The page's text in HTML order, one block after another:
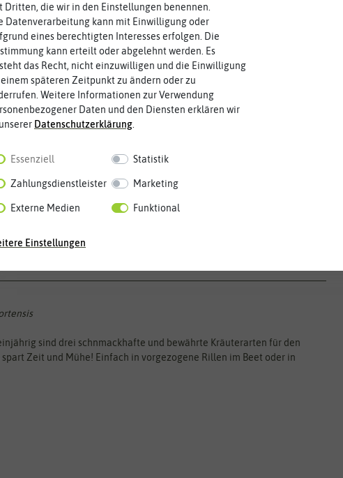
sind drei schnmackhafte und bewährte Kräuterarten für den
Zeit und Mühe! Einfach in vorgezogene Rillen im Beet oder in
Dritten, die wir in den Einstellungen benennen.
Datenverarbeitung kann mit Einwilligung oder
eines berechtigten Interesses erfolgen. Die
kann erteilt oder abgelehnt werden. Es
das Recht, nicht einzuwilligen und die Einwilligung
späteren Zeitpunkt zu ändern oder zu
Weitere Informationen zur Verwendung
Daten und den Diensten erklären wir
Daten­schutz­erklärung
Essenziell Statistik
Zahlungsdienstleister Marketing
Externe Medien Funktional
Einstellungen